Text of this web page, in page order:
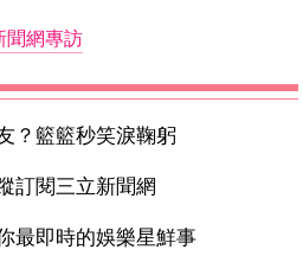
聞網專訪
？籃籃秒笑淚鞠躬
訂閱三立新聞網
最即時的娛樂星鮮事